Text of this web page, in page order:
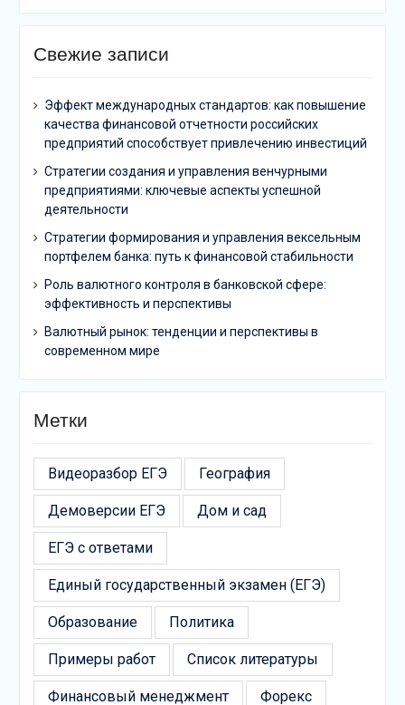
Свежие записи
Эффект международных стандартов: как повышение
качества финансовой отчетности российских
предприятий способствует привлечению инвестиций
Стратегии создания и управления венчурными
предприятиями: ключевые аспекты успешной
деятельности
Стратегии формирования и управления вексельным
портфелем банка: путь к финансовой стабильности
Роль валютного контроля в банковской сфере:
эффективность и перспективы
Валютный рынок: тенденции и перспективы в
современном мире
Метки
Видеоразбор ЕГЭ География
Демоверсии ЕГЭ Дом и сад
ЕГЭ с ответами
Единый государственный экзамен (ЕГЭ)
Образование Политика
Примеры работ Список литературы
Финансовый менеджмент Форекс